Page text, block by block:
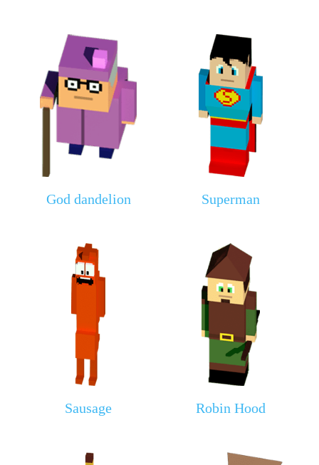
God dandelion Superman
Sausage Robin Hood